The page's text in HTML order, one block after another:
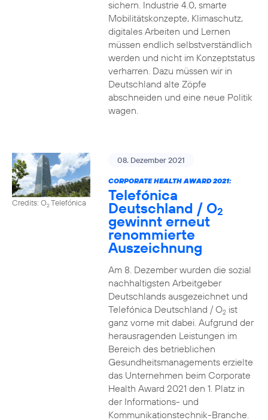
sichern. Industrie 4.0, smarte
Mobilitätskonzepte, Klimaschutz,
digitales Arbeiten und Lernen
müssen endlich selbstverständlich
werden und nicht im Konzeptstatus
verharren. Dazu müssen wir in
Deutschland alte Zöpfe
abschneiden und eine neue Politik
wagen.
Credits: O2Telefónica
08. Dezember 2021
CORPORATE HEALTH AWARD 2021:
Telefónica
Deutschland / O2
gewinnt erneut
renommierte
Auszeichnung
Am 8. Dezember wurden die sozial
nachhaltigsten Arbeitgeber
Deutschlands ausgezeichnet und
Telefónica Deutschland / O2ist
ganz vorne mit dabei. Aufgrund der
herausragenden Leistungen im
Bereich des betrieblichen
Gesundheitsmanagements erzielte
das Unternehmen beim Corporate
Health Award 2021 den 1. Platz in
der Informations- und
Kommunikationstechnik-Branche.